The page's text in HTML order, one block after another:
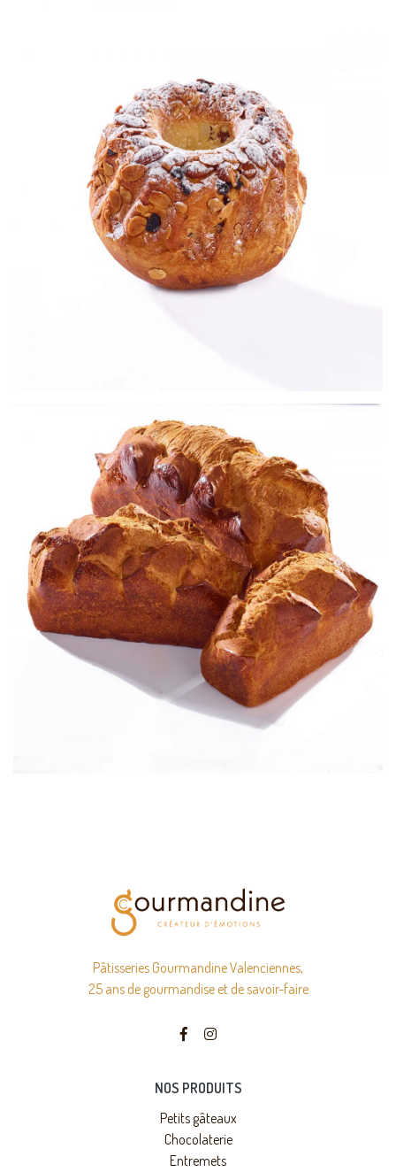
Kouglof
Viennoiseries
Brioches
Viennoiseries
Pâtisseries Gourmandine Valenciennes,
25 ans de gourmandise et de savoir-faire
NOS PRODUITS
Petits gâteaux
Chocolaterie
Entremets